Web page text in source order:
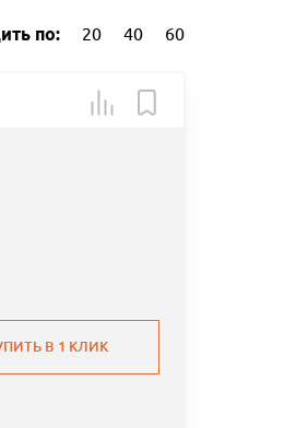
по: 20 40 60
В 1 КЛИК